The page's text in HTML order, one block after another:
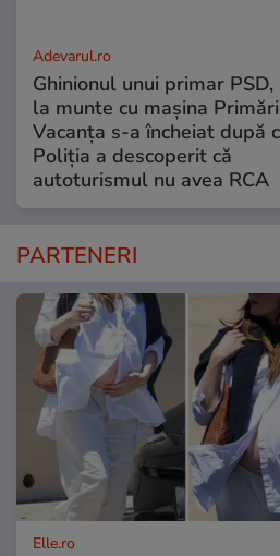
Adevarul.ro
Ghinionul unui primar
la munte cu mașina
Vacanța s-a încheiat după
Poliția a descoperit că
autoturismul nu avea RCA
PARTENERI
Elle.ro